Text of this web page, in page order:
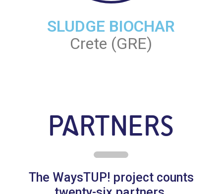
SLUDGE BIOCHAR
Crete (GRE)
PARTNERS
The WaysTUP! project counts